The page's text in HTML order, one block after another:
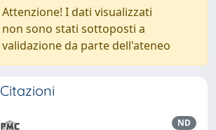
Attenzione! I dati visualizzati
non sono stati sottoposti a
validazione da parte dell'ateneo
Citazioni
ND